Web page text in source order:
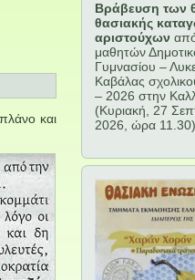
και
Βράβευση των
θασιακής
αριστούχων
μαθητών
Γυμνασίου –
Καβάλας
– 2026 στην
(Κυριακή, 27
2026, ώρα 11.30)